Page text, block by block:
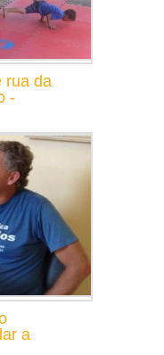
rua da
-
a